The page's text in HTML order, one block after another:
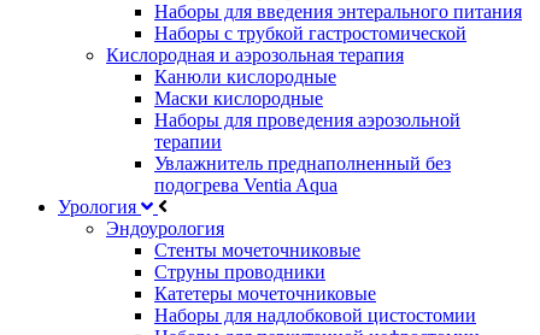
Наборы для введения энтерального питания
Наборы с трубкой гастростомической
Кислородная и аэрозольная терапия
Канюли кислородные
Маски кислородные
Наборы для проведения аэрозольной
терапии
Увлажнитель преднаполненный без
подогрева Ventia Aqua
Урология
Эндоурология
Стенты мочеточниковые
Струны проводники
Катетеры мочеточниковые
Наборы для надлобковой цистостомии